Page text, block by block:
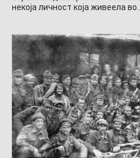
некоја личност која живеела